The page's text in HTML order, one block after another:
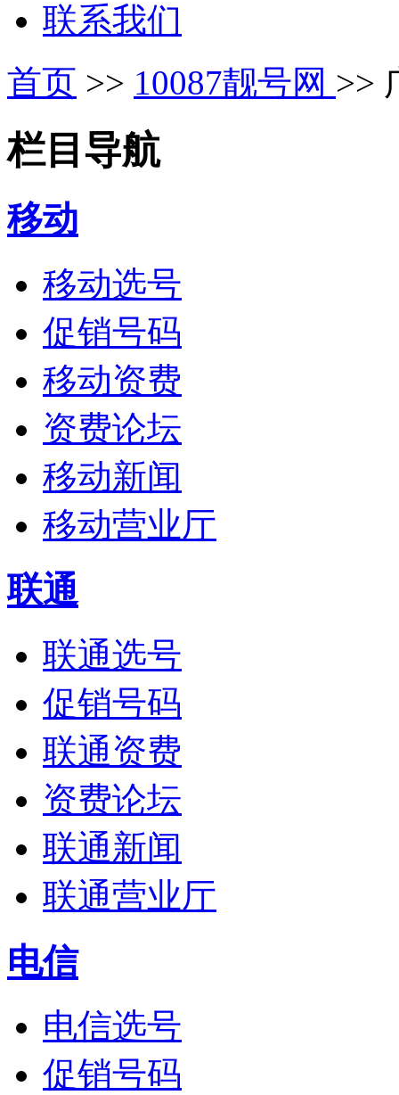
联系我们
首页 >> 10087靓号网 >>
栏目导航
移动
移动选号
促销号码
移动资费
资费论坛
移动新闻
移动营业厅
联通
联通选号
促销号码
联通资费
资费论坛
联通新闻
联通营业厅
电信
电信选号
促销号码